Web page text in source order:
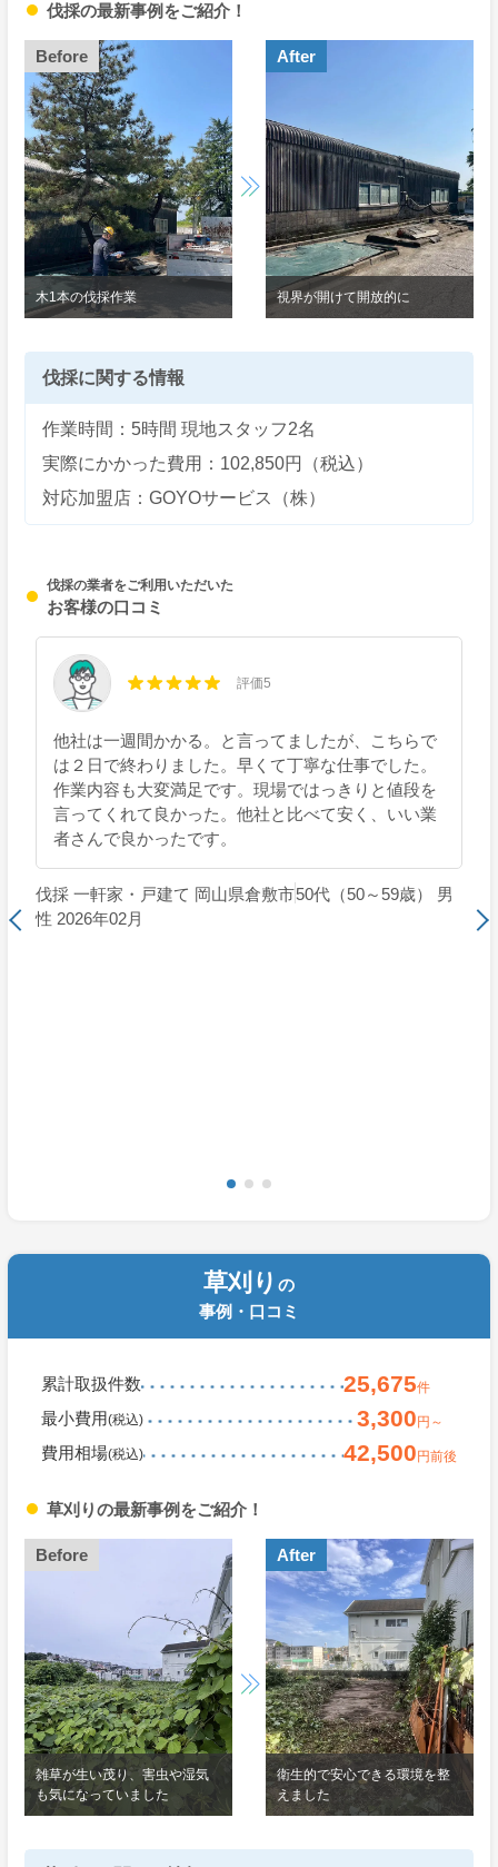
伐採の最新事例をご紹介！
Before
木1本の伐採作業
After
視界が開けて開放的に
伐採に関する情報
作業時間：5時間 現地スタッフ2名
実際にかかった費用：102,850円（税込）
対応加盟店：GOYOサービス（株）
伐採の業者をご利用いただいた
お客様の口コミ
評価5
他社は一週間かかる。と言ってましたが、こちらで
は２日で終わりました。早くて丁寧な仕事でした。
作業内容も大変満足です。現場ではっきりと値段を
言ってくれて良かった。他社と比べて安く、いい業
者さんで良かったです。
伐採 一軒家・戸建て 岡山県倉敷市50代（50～59歳） 男
性 2026年02月
草刈り の
事例・口コミ
累計取扱件数 25,675件
最小費用(税込) 3,300円～
費用相場(税込) 42,500円前後
草刈りの最新事例をご紹介！
Before
雑草が生い茂り、害虫や湿気
も気になっていました
After
衛生的で安心できる環境を整
えました